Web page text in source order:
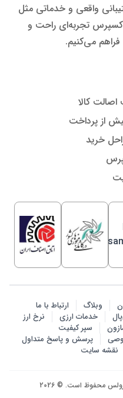
واقعی و خدماتی مثل
تجربه‌ای راحت و
می‌کنیم.
کالا
از پرداخت
خرید
وبلاگ
ارتباط با ما
خدمات ارزی
نرخ ارز
سپر کیفیت
پرسش‌ و پاسخ متداول
نقشه سایت
محفوظ است. © 2026